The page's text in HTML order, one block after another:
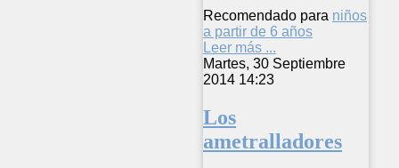
Recomendado para niños
a partir de 6 años
Leer más ...
Martes, 30 Septiembre
2014 14:23
Los
ametralladores